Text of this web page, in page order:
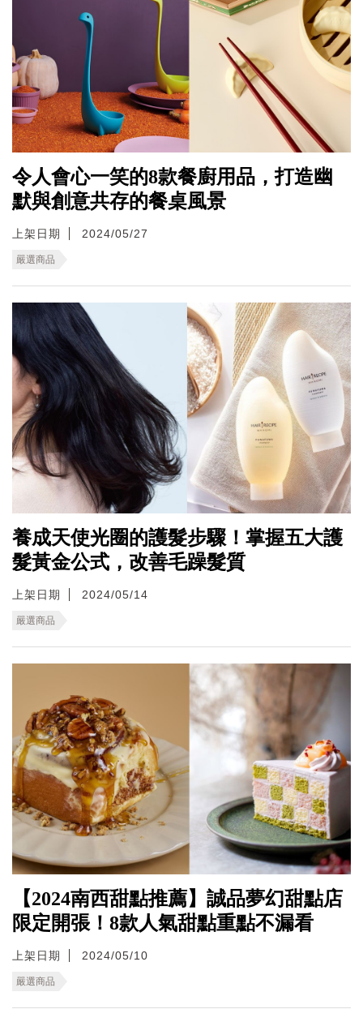
令人會心一笑的8款餐廚用品，打造幽
默與創意共存的餐桌風景
上架日期 2024/05/27
嚴選商品
養成天使光圈的護髮步驟！掌握五大護
髮黃金公式，改善毛躁髮質
上架日期 2024/05/14
嚴選商品
【2024南西甜點推薦】誠品夢幻甜點店
限定開張！8款人氣甜點重點不漏看
上架日期 2024/05/10
嚴選商品